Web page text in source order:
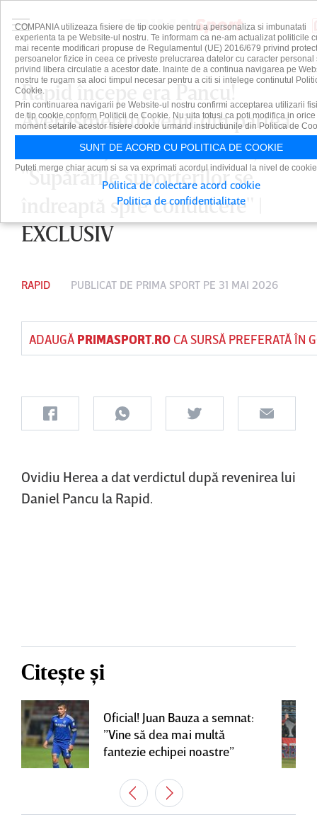
Rapid începe era Pancu!
Avertismentul venit din partea
unui fost jucător din Giuleşti:
"Supărările suporterilor se
îndreaptă spre conducere" |
EXCLUSIV
RAPID PUBLICAT DE PRIMA SPORT PE 31 MAI 2026
ADAUGĂ PRIMASPORT.ROCA SURSĂ PREFERATĂ ÎN
Ovidiu Herea a dat verdictul după revenirea lui
Daniel Pancu la Rapid.
Citește și
Oficial! Juan Bauza a semnat:
”Vine să dea mai multă
fantezie echipei noastre”
COMPANIA utilizeaza fisiere de tip cookie pentru a personaliza si imbunatati
experienta ta pe Website-ul nostru. Te informam ca ne-am actualizat politicile
mai recente modificari propuse de Regulamentul (UE) 2016/679 privind
persoanelor fizice in ceea ce priveste prelucrarea datelor cu caracter personal
privind libera circulatie a acestor date. Inainte de a continua navigarea pe
nostru te rugam sa aloci timpul necesar pentru a citi si intelege continutul
Cookie.
Prin continuarea navigarii pe Website-ul nostru confirmi acceptarea utilizarii
de tip cookie conform Politicii de Cookie. Nu uita totusi ca poti modifica in orice
moment setarile acestor fisiere cookie urmand instructiunile din Politica de
SUNT DE ACORD CU POLITICA DE COOKIE
Puteti merge chiar acum si sa va exprimati acordul individual la nivel de
Politica de colectare acord cookie
Politica de confidentialitate